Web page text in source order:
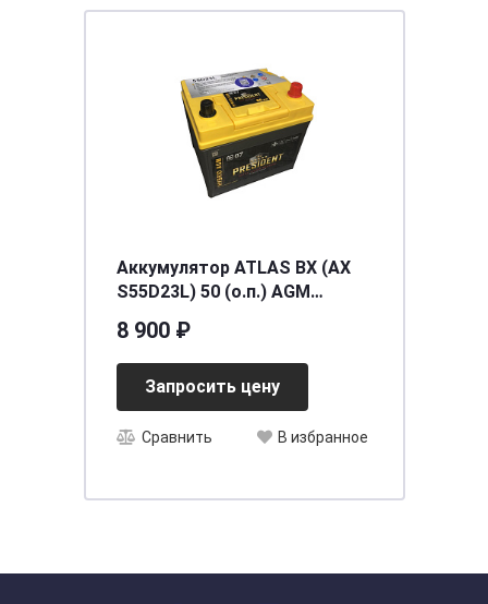
Аккумулятор ATLAS BX (AX
S55D23L) 50 (о.п.) AGM
8 900 ₽
Запросить цену
Сравнить В избранное